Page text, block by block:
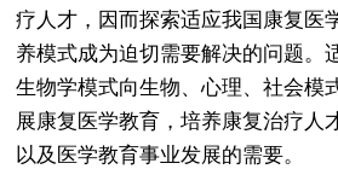
疗人才，因而探索适应我国康复医
养模式成为迫切需要解决的问题。
生物学模式向生物、心理、社会模
展康复医学教育，培养康复治疗人
以及医学教育事业发展的需要。